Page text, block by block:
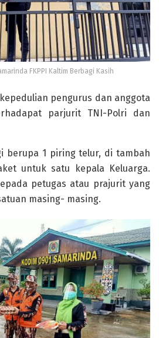
FKPPI Kaltim Berbagi Kasih
pengurus dan anggota
parjurit TNI-Polri dan
berupa 1 piring telur, di tambah
untuk satu kepala Keluarga.
petugas atau prajurit yang
masing- masing.